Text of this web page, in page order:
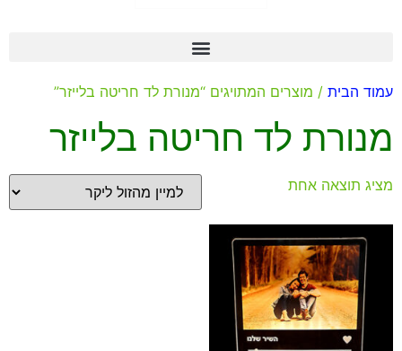
עמוד הבית / מוצרים המתויגים “מנורת לד חריטה בלייזר”
מנורת לד חריטה בלייזר
מציג תוצאה אחת